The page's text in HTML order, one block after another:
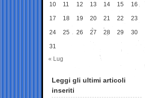
10 11 12 13 14 15 16
17 18 19 20 21 22 23
24 25 26 27 28 29 30
31
« Lug
Leggi gli ultimi articoli
inseriti